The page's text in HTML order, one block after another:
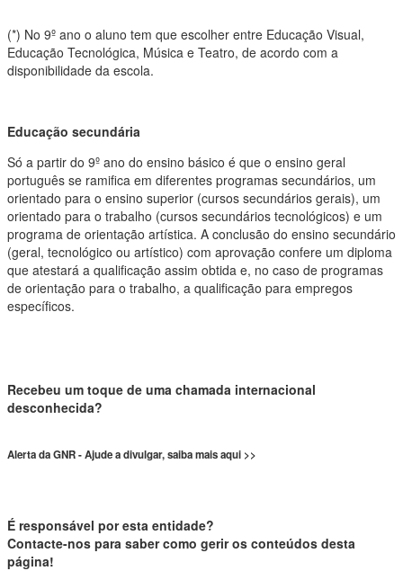
(*) No 9º ano o aluno tem que escolher entre Educação Visual,
Educação Tecnológica, Música e Teatro, de acordo com a
disponibilidade da escola.
Educação secundária
Só a partir do 9º ano do ensino básico é que o ensino geral
português se ramifica em diferentes programas secundários, um
orientado para o ensino superior (cursos secundários gerais), um
orientado para o trabalho (cursos secundários tecnológicos) e um
programa de orientação artística. A conclusão do ensino secundário
(geral, tecnológico ou artístico) com aprovação confere um diploma
que atestará a qualificação assim obtida e, no caso de programas
de orientação para o trabalho, a qualificação para empregos
específicos.
Recebeu um toque de uma chamada internacional
desconhecida?
Alerta da GNR - Ajude a divulgar, saiba mais aqui >>
É responsável por esta entidade?
Contacte-nos para saber como gerir os conteúdos desta
página!